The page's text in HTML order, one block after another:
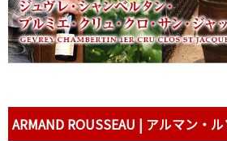
ARMAND ROUSSEAU | アルマン・